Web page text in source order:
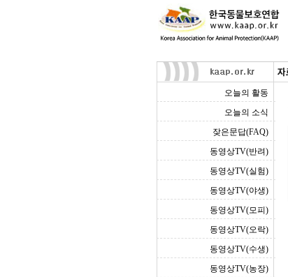
오늘의 활동
오늘의 소식
잦은문답(FAQ)
동영상TV(반려)
동영상TV(실험)
동영상TV(야생)
동영상TV(모피)
동영상TV(오락)
동영상TV(수생)
동영상TV(농장)